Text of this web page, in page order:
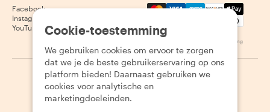
Facebook
Instagram
YouTube
Mastercard, Visa, Amex,
Beschikbaarheid varieert per bestemming
2026 Withlocals.com | Privacybeleid | Cookies | Sitemap
Cookie-toestemming
We gebruiken cookies om ervoor te zorgen
dat we je de beste gebruikerservaring op ons
platform bieden! Daarnaast gebruiken we
cookies voor analytische en
marketingdoeleinden.